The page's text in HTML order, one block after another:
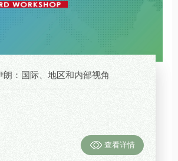
朗：国际、地区和内部视角
查看详情